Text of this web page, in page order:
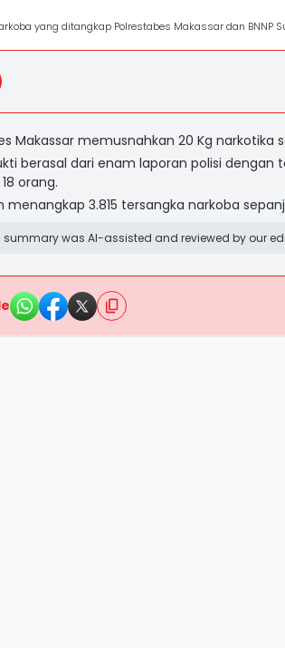
yang ditangkap Polrestabes Makassar dan BNNP
Makassar memusnahkan 20 Kg narkotika
berasal dari enam laporan polisi dengan
orang.
menangkap 3.815 tersangka narkoba
summary was AI-assisted and reviewed by our